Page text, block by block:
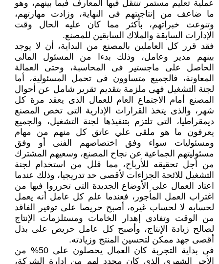
عملية تعليم مستمر تنتقل فيها المعارف فيما بينهم، وهو
ما ضاعف من إنتاجيتهم فى النهاية، وزادت مهارتهم،
وتنوعت خبراتهم، بأكثر مما كان عليه الحال وقت
الإدارات السابقة والملاك السابقين للمصنع.
فقد قرر كل العاملين بالمصنع من البداية، أن لا يوجد
بينهم مدير وعامل، وذلك بدءا من المسئول المالى
الحاصل على ماجستير فى المحاسبة، وحتى العمالة
المعاونة، فالجميع متساوون فى تحمل المسئولية، أما
لجنة التشغيل فهى ملزمة بتقديم تقرير شامل عن أحوال
المصنع أمام الاجتماع العام للعمال الذى يعقد مرة كل
شهر، والذى يتخذ القرارات الإدارية التى تخص المصنع
ديمقراطيا، التى تلتزم بتنفيذها لجنة التشغيل، والجميع
يعرفون ما هو ملقى علي عاتق كل منهم من مهام
ومسئوليات سواء وفق اختصاصهم الفنى أو وفق
مسئوليتهم الجماعية عن نجاح المصنع، وسعيهم المشترك
من أجل تحقيقه للأرباح، مما قلل من استخدام لجنة
التشغيل للائحة الجزاءات لأقصى حد تدريجيا، وذلك عندما
اعتاد العمال على الأوضاع الجديدة التى تحرروا فيها من
اغتراب العمل المأجور، فعندما علم كل عامل أنه يعمل
لحسابه لا لحساب غيره، أصبح حريصا على توفير الفاقد
من الوقت وتفادى إهدار الخامات ومستلزمات الإنتاج
لصالح زيادة الإنتاج، وأصبح كل عامل حريص على بذل
أقصى جهد ممكن لتحسين المنتج وزيادته.
فى بداية التجربة كان العمال يحصلون على 50% من
الأجر الشهرى الذى كان محدد لهم من إدارة الشركة،